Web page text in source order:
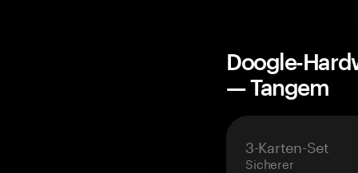
Doogle-
— Tangem
3-Karten-Set
Sicherer